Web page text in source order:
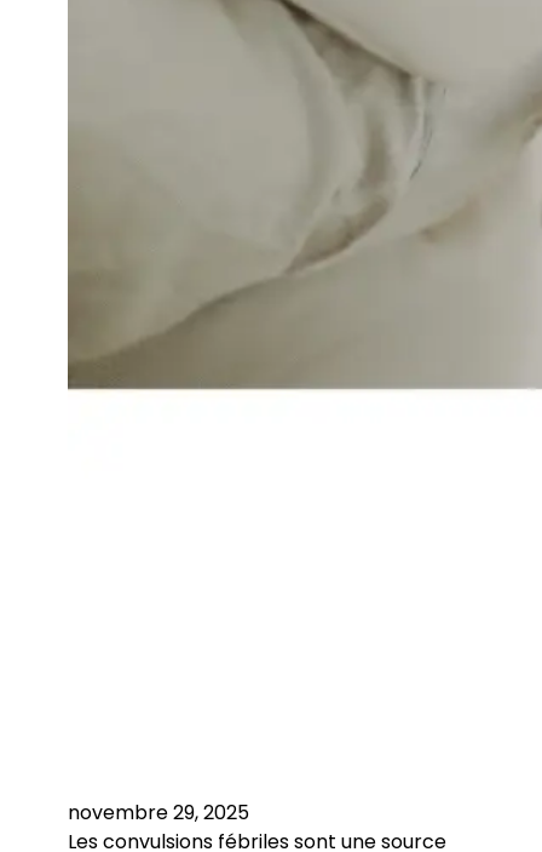
novembre 29, 2025
Les convulsions fébriles sont une source